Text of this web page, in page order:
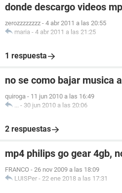
donde descargo videos
zerozzzzzzzz - 4 abr 2011 a las 20:55
maria - 4 abr 2011 a las 21:25
1 respuesta
no se como bajar musica
quiroga - 11 jun 2010 a las 16:49
... - 30 jun 2010 a las 20:06
2 respuestas
mp4 philips go gear 4gb,
FRANCO - 26 nov 2009 a las 18:09
LUISPer - 22 ene 2018 a las 17:31